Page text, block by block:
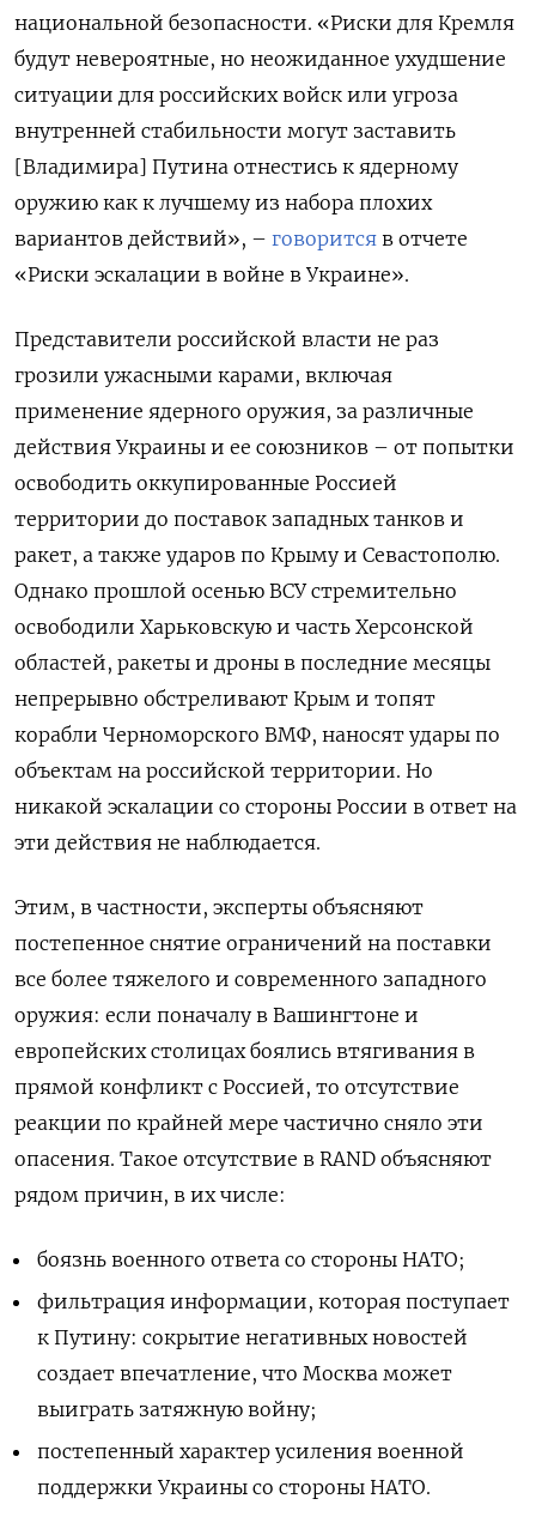
национальной безопасности. «Риски для Кремля
будут невероятные, но неожиданное ухудшение
ситуации для российских войск или угроза
внутренней стабильности могут заставить
[Владимира] Путина отнестись к ядерному
оружию как к лучшему из набора плохих
вариантов действий», – говорится в отчете
«Риски эскалации в войне в Украине».
Представители российской власти не раз
грозили ужасными карами, включая
применение ядерного оружия, за различные
действия Украины и ее союзников – от попытки
освободить оккупированные Россией
территории до поставок западных танков и
ракет, а также ударов по Крыму и Севастополю.
Однако прошлой осенью ВСУ стремительно
освободили Харьковскую и часть Херсонской
областей, ракеты и дроны в последние месяцы
непрерывно обстреливают Крым и топят
корабли Черноморского ВМФ, наносят удары по
объектам на российской территории. Но
никакой эскалации со стороны России в ответ на
эти действия не наблюдается.
Этим, в частности, эксперты объясняют
постепенное снятие ограничений на поставки
все более тяжелого и современного западного
оружия: если поначалу в Вашингтоне и
европейских столицах боялись втягивания в
прямой конфликт с Россией, то отсутствие
реакции по крайней мере частично сняло эти
опасения. Такое отсутствие в RAND объясняют
рядом причин, в их числе:
боязнь военного ответа со стороны НАТО;
фильтрация информации, которая поступает
к Путину: сокрытие негативных новостей
создает впечатление, что Москва может
выиграть затяжную войну;
постепенный характер усиления военной
поддержки Украины со стороны НАТО.